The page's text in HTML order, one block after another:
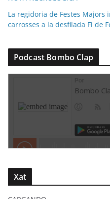
La regidoria de Festes
carrosses a la desfilada Fi de
Podcast Bombo Clap
Xat